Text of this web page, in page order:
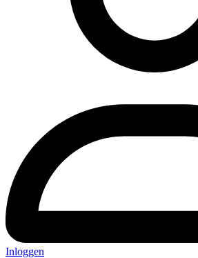
Inloggen